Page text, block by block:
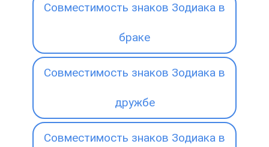
Совместимость знаков Зодиака в
браке
Совместимость знаков Зодиака в
дружбе
Совместимость знаков Зодиака в